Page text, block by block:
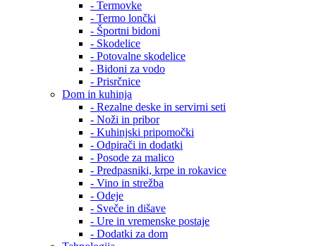
- Termovke
- Termo lončki
- Športni bidoni
- Skodelice
- Potovalne skodelice
- Bidoni za vodo
- Prisrčnice
Dom in kuhinja
- Rezalne deske in servirni seti
- Noži in pribor
- Kuhinjski pripomočki
- Odpirači in dodatki
- Posode za malico
- Predpasniki, krpe in rokavice
- Vino in strežba
- Odeje
- Sveče in dišave
- Ure in vremenske postaje
- Dodatki za dom